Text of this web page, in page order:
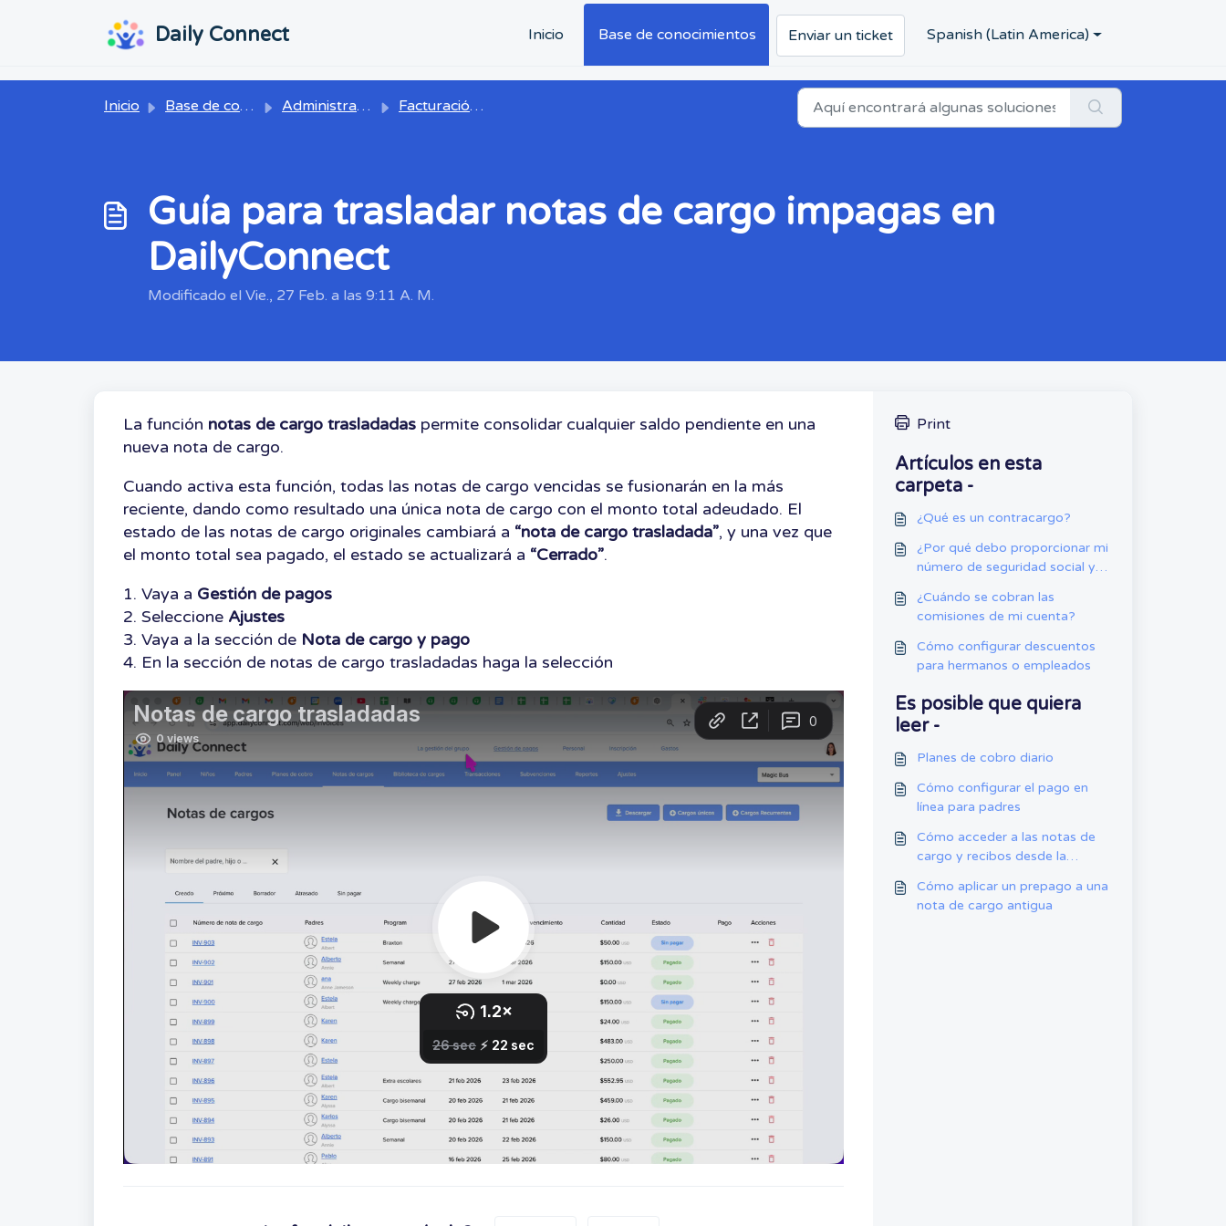
Daily Connect Inicio Base de conocimientos Enviar un ticket Spanish (Latin America)
Inicio Base de conocimientos Administrador Facturación para padres y facturación
Guía para trasladar notas de cargo impagas en
DailyConnect
Modificado el Vie., 27 Feb. a las 9:11 A. M.
La función notas de cargo trasladadas permite consolidar cualquier saldo pendiente en una
nueva nota de cargo.
Cuando activa esta función, todas las notas de cargo vencidas se fusionarán en la más
reciente, dando como resultado una única nota de cargo con el monto total adeudado. El
estado de las notas de cargo originales cambiará a “nota de cargo trasladada”, y una vez que
el monto total sea pagado, el estado se actualizará a “Cerrado”.
1. Vaya a Gestión de pagos
2. Seleccione Ajustes
3. Vaya a la sección de Nota de cargo y pago
4. En la sección de notas de cargo trasladadas haga la selección
Print
Artículos en esta
carpeta -
¿Qué es un contracargo?
¿Por qué debo proporcionar mi
número de seguridad social y
¿Cuándo se cobran las
comisiones de mi cuenta?
Cómo configurar descuentos
para hermanos o empleados
Es posible que quiera
leer -
Planes de cobro diario
Cómo configurar el pago en
línea para padres
Cómo acceder a las notas de
cargo y recibos desde la
Cómo aplicar un prepago a una
nota de cargo antigua